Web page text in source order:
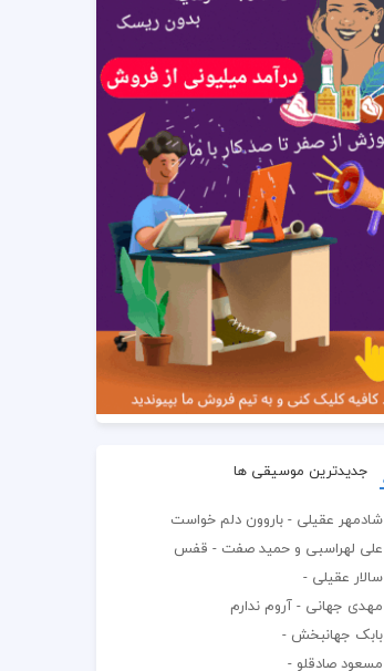
جدیدترین موسیقی ها
شادمهر عقیلی - باروون دلم خواست
علی لهراسبی و حمید صفت - قفس
سالار عقیلی -
مهدی جهانی - آروم ندارم
بابک جهانبخش -
مسعود صادقلو -